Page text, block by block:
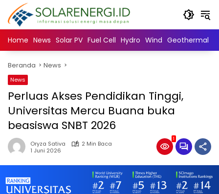
Langsung
konten
Home News Solar PV Fuel Cell Hydro Wind Geothermal
Beranda News
News
Perluas Akses Pendidikan Tinggi,
Universitas Mercu Buana buka
beasiswa SNBT 2026
Oryza Sativa
2 Min Baca
1 Juni 2026
1